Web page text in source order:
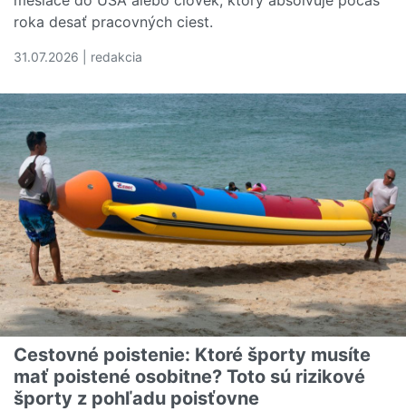
roka desať pracovných ciest.
31.07.2026 | redakcia
Cestovné poistenie: Ktoré športy musíte
mať poistené osobitne? Toto sú rizikové
športy z pohľadu poisťovne